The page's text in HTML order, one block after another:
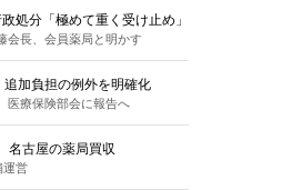
処分「極めて重く受け止め」
会長、会員薬局と明かす
加負担の例外を明確化
医療保険部会に報告へ
名古屋の薬局買収
運営